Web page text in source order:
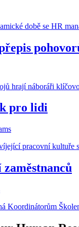
době se HR
hrají náboráři
pro lidi
pracovní kultuře
Koordinátorům